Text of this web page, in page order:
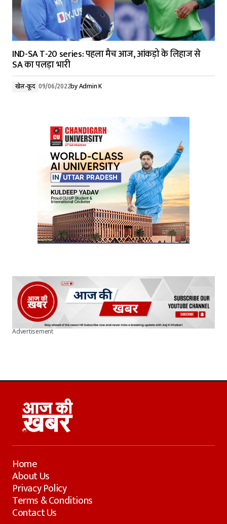
IND-SA T-20 series: पहला मैच आज, आंकड़ो के लिहाज से
SA का पलड़ा भारी
खेल-कूद 09/06/2022byAdmin K
Advertisement
Home
About Us
Privacy Policy
Terms & Conditions
Contact Us